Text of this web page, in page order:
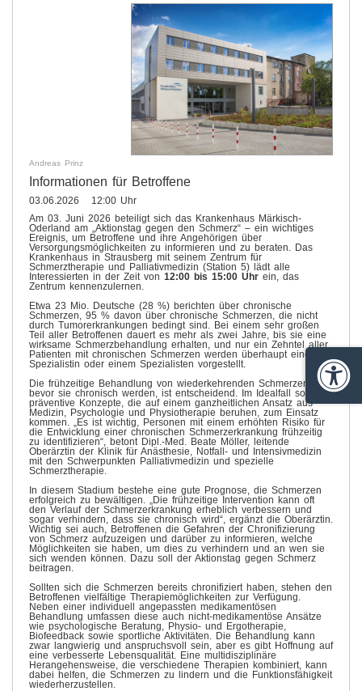
Andreas Prinz
Informationen für Betroffene
03.06.2026 12:00 Uhr
Am 03. Juni 2026 beteiligt sich das Krankenhaus Märkisch-
Oderland am „Aktionstag gegen den Schmerz“ – ein wichtiges
Ereignis, um Betroffene und ihre Angehörigen über
Versorgungsmöglichkeiten zu informieren und zu beraten. Das
Krankenhaus in Strausberg mit seinem Zentrum für
Schmerztherapie und Palliativmedizin (Station 5) lädt alle
Interessierten in der Zeit von 12:00 bis 15:00 Uhr ein, das
Zentrum kennenzulernen.
Etwa 23 Mio. Deutsche (28 %) berichten über chronische
Schmerzen, 95 % davon über chronische Schmerzen, die nicht
durch Tumorerkrankungen bedingt sind. Bei einem sehr großen
Teil aller Betroffenen dauert es mehr als zwei Jahre, bis sie eine
wirksame Schmerzbehandlung erhalten, und nur ein Zehntel aller
Patienten mit chronischen Schmerzen werden überhaupt einer
Spezialistin oder einem Spezialisten vorgestellt.
Die frühzeitige Behandlung von wiederkehrenden Schmerzen,
bevor sie chronisch werden, ist entscheidend. Im Idealfall sollten
präventive Konzepte, die auf einem ganzheitlichen Ansatz aus
Medizin, Psychologie und Physiotherapie beruhen, zum Einsatz
kommen. „Es ist wichtig, Personen mit einem erhöhten Risiko für
die Entwicklung einer chronischen Schmerzerkrankung frühzeitig
zu identifizieren“, betont Dipl.-Med. Beate Möller, leitende
Oberärztin der Klinik für Anästhesie, Notfall- und Intensivmedizin
mit den Schwerpunkten Palliativmedizin und spezielle
Schmerztherapie.
In diesem Stadium bestehe eine gute Prognose, die Schmerzen
erfolgreich zu bewältigen. „Die frühzeitige Intervention kann oft
den Verlauf der Schmerzerkrankung erheblich verbessern und
sogar verhindern, dass sie chronisch wird“, ergänzt die Oberärztin.
Wichtig sei auch, Betroffenen die Gefahren der Chronifizierung
von Schmerz aufzuzeigen und darüber zu informieren, welche
Möglichkeiten sie haben, um dies zu verhindern und an wen sie
sich wenden können. Dazu soll der Aktionstag gegen Schmerz
beitragen.
Sollten sich die Schmerzen bereits chronifiziert haben, stehen den
Betroffenen vielfältige Therapiemöglichkeiten zur Verfügung.
Neben einer individuell angepassten medikamentösen
Behandlung umfassen diese auch nicht-medikamentöse Ansätze
wie psychologische Beratung, Physio- und Ergotherapie,
Biofeedback sowie sportliche Aktivitäten. Die Behandlung kann
zwar langwierig und anspruchsvoll sein, aber es gibt Hoffnung auf
eine verbesserte Lebensqualität. Eine multidisziplinäre
Herangehensweise, die verschiedene Therapien kombiniert, kann
dabei helfen, die Schmerzen zu lindern und die Funktionsfähigkeit
wiederherzustellen.